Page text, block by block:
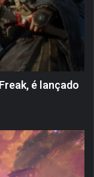
é lançado